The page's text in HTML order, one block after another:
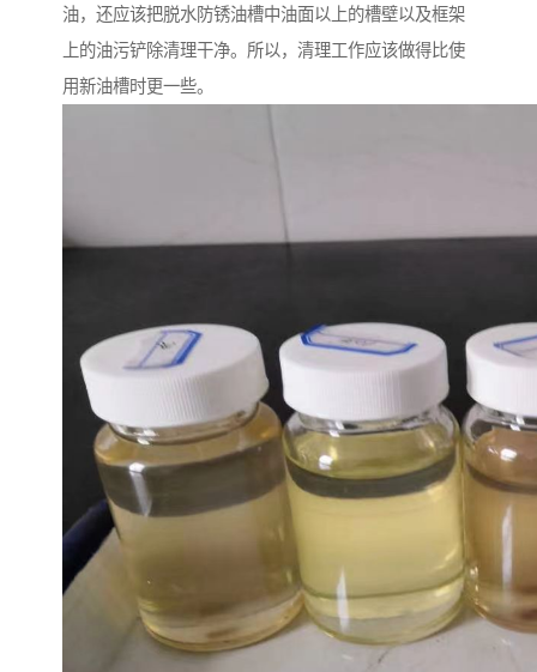
油，还应该把脱水防锈油槽中油面以上的槽壁以及框架
上的油污铲除清理干净。所以，清理工作应该做得比使
用新油槽时更一些。